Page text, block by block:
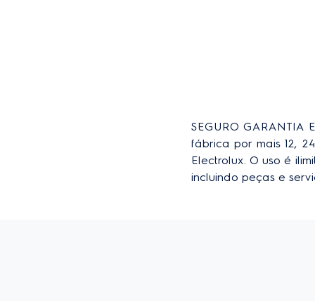
SEGURO GARANTIA
fábrica por mais 12,
Electrolux. O uso é
incluindo peças e